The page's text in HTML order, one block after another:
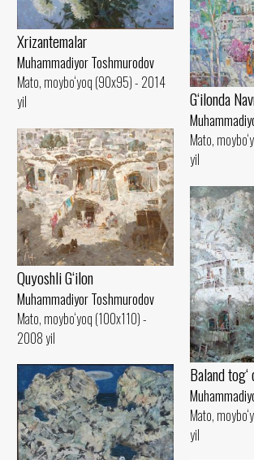
Xrizantemalar
Muhammadiyor Toshmurodov
Mato, moybo‘yoq (90x95) - 2014
yil
G‘ilonda
Mato,
yil
Quyoshli G‘ilon
Muhammadiyor Toshmurodov
Mato, moybo‘yoq (100x110) -
2008 yil
Baland
Mato,
yil